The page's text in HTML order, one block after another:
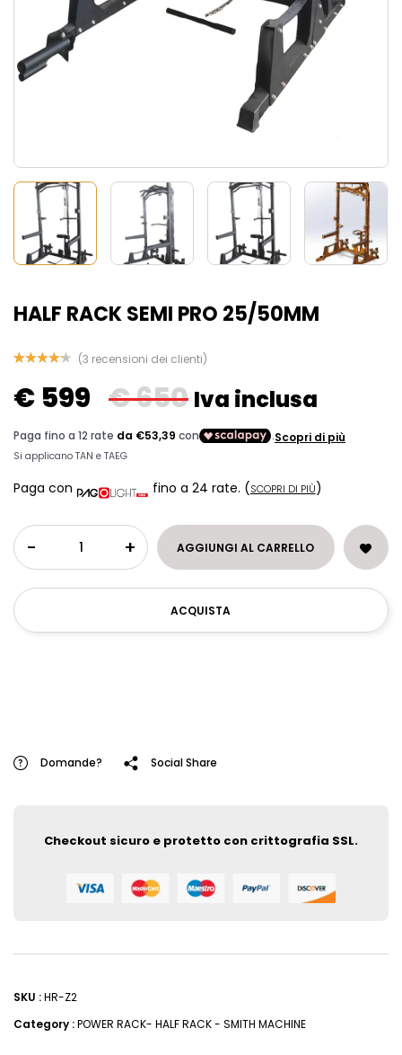
HALF RACK SEMI PRO 25/50MM
4.33
su
5 su
base di
(3 recensioni dei clienti)
€650
€ 599 Iva inclusa
Paga con fino a 24 rate. (SCOPRI DI PIÙ)
- + AGGIUNGI AL CARRELLO
ACQUISTA
Domande? Social Share
Checkout sicuro e protetto con crittografia SSL.
SKU :HR-Z2
Category :POWER RACK- HALF RACK - SMITH MACHINE